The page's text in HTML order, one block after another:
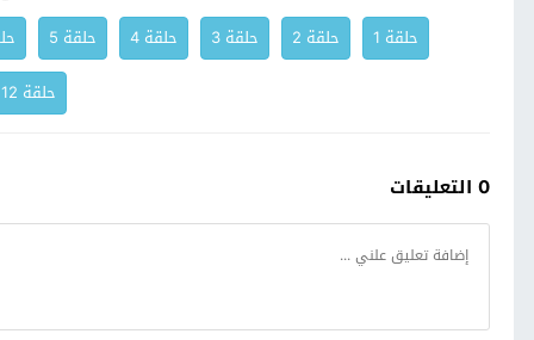
حلقة 1 حلقة 2 حلقة 3 حلقة 4 حلقة 5
حلقة 12
0 التعليقات